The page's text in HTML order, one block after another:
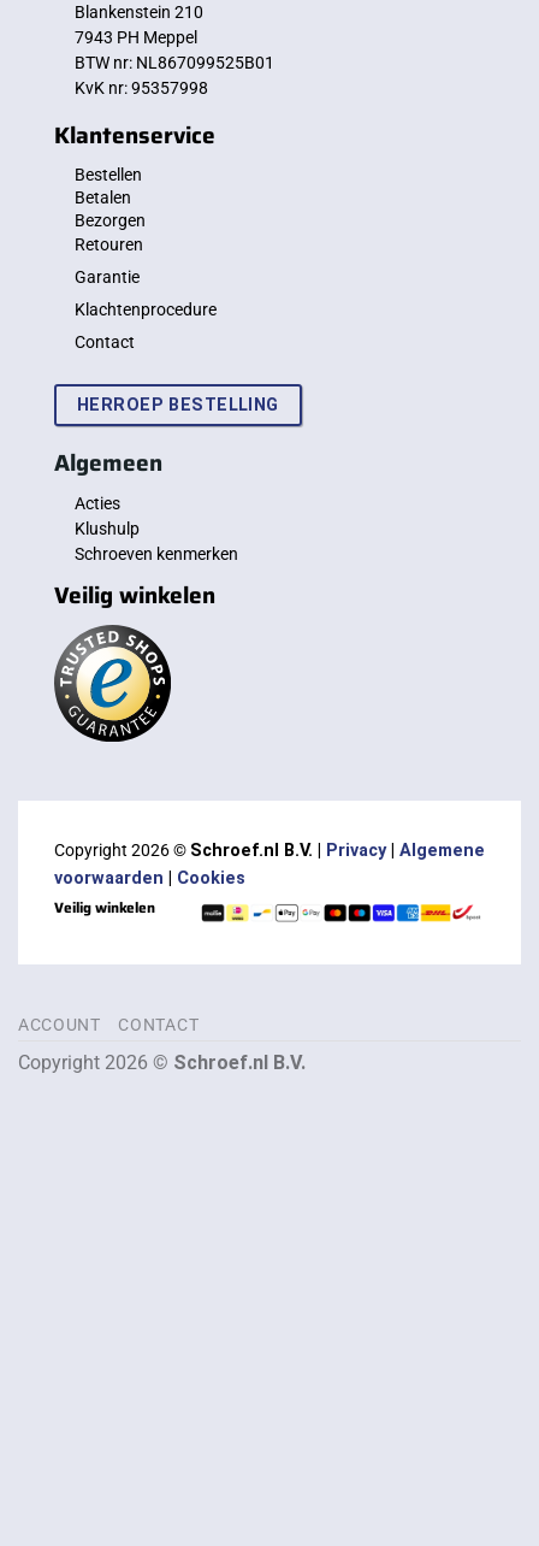
Blankenstein 210
7943 PH Meppel
BTW nr: NL867099525B01
KvK nr: 95357998
Klantenservice
Bestellen
Betalen
Bezorgen
Retouren
Garantie
Klachtenprocedure
Contact
HERROEP BESTELLING
Algemeen
Acties
Klushulp
Schroeven kenmerken
Veilig winkelen
Copyright 2026 © Schroef.nl B.V. | Privacy| Algemene
voorwaarden
Cookies
Veilig winkelen
ACCOUNT CONTACT
Copyright 2026 © Schroef.nl B.V.